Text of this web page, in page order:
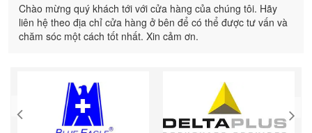
Chào mừng quý khách tới với cửa hàng của chúng tôi. Hãy
liên hệ theo địa chỉ cửa hàng ở bên để có thể được tư vấn và
chăm sóc một cách tốt nhất. Xin cảm ơn.